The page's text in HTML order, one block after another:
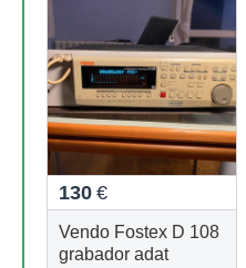
130 €
Vendo Fostex D 108
grabador adat